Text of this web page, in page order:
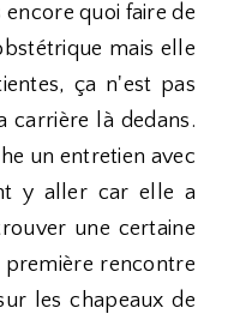
quoi faire de
mais elle
ça n'est pas
carrière là dedans.
un entretien avec
y aller car elle a
une certaine
première rencontre
les chapeaux de